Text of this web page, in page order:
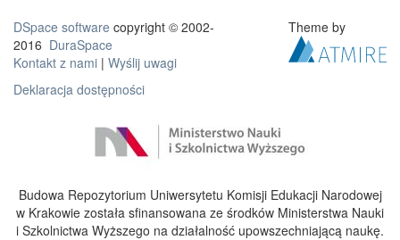
DSpace software copyright © 2002-
2016 DuraSpace
Kontakt z nami | Wyślij uwagi
Deklaracja dostępności
Theme by
Budowa Repozytorium Uniwersytetu Komisji Edukacji Narodowej
w Krakowie została sfinansowana ze środków Ministerstwa Nauki
i Szkolnictwa Wyższego na działalność upowszechniającą naukę.